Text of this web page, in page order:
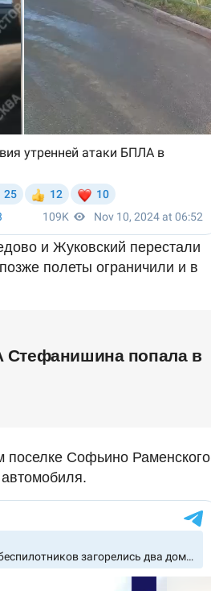
и Жуковский перестали
полеты ограничили и в
попала в
поселке Софьино Раменского
автомобиля.